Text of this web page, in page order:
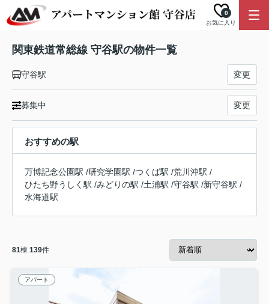
お気に入り
0
関東鉄道常総線 守谷駅の物件一覧
守谷駅 変更
募集中 変更
おすすめの駅
万博記念公園駅 /研究学園駅 /つくば駅 /荒川沖駅 /
ひたち野うしく駅 /みどりの駅 /土浦駅 /守谷駅 /新守谷駅 /
水海道駅
81棟 139件
アパート